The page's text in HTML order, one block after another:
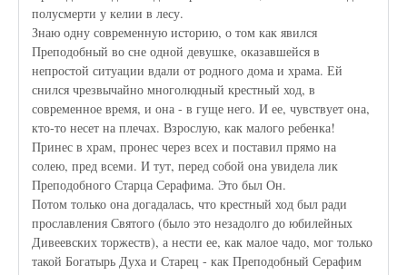
полусмерти у келии в лесу.
Знаю одну современную историю, о том как явился
Преподобный во сне одной девушке, оказавшейся в
непростой ситуации вдали от родного дома и храма. Ей
снился чрезвычайно многолюдный крестный ход, в
современное время, и она - в гуще него. И ее, чувствует она,
кто-то несет на плечах. Взрослую, как малого ребенка!
Принес в храм, пронес через всех и поставил прямо на
солею, пред всеми. И тут, перед собой она увидела лик
Преподобного Старца Серафима. Это был Он.
Потом только она догадалась, что крестный ход был ради
прославления Святого (было это незадолго до юбилейных
Дивеевских торжеств), а нести ее, как малое чадо, мог только
такой Богатырь Духа и Старец - как Преподобный Серафим